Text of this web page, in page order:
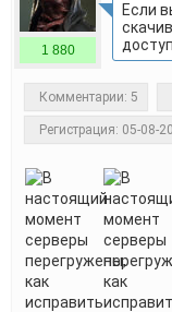
1 880
Если
Комментарии: 5
Регистрация: 05-08-